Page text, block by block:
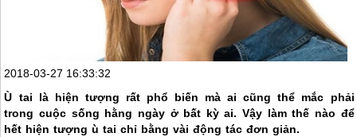
2018-03-27 16:33:32
Ù tai là hiện tượng rất phổ biến mà ai cũng thể mắc phải
trong cuộc sống hằng ngày ở bất kỳ ai. Vậy làm thế nào để
hết hiện tượng ù tai chỉ bằng vài động tác đơn giản.